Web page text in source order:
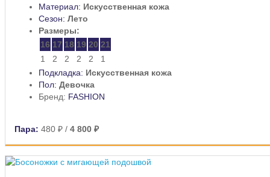
Материал: Искусственная кожа
Сезон: Лето
Размеры:
16 17 18 19 20 21
1
2 2 2 2
1
Подкладка: Искусственная кожа
Пол: Девочка
Бренд: FASHION
Пара: 480 ₽ / 4 800 ₽